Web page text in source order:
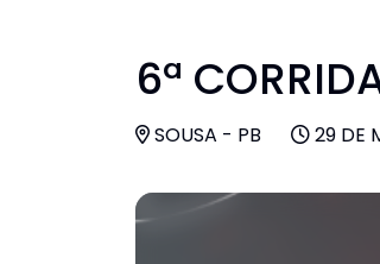
6ª
SOUSA - PB 29 DE